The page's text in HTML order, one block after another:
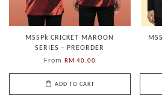
MSSPk CRICKET MAROON
SERIES - PREORDER
From
RM 40.00
ADD TO CART